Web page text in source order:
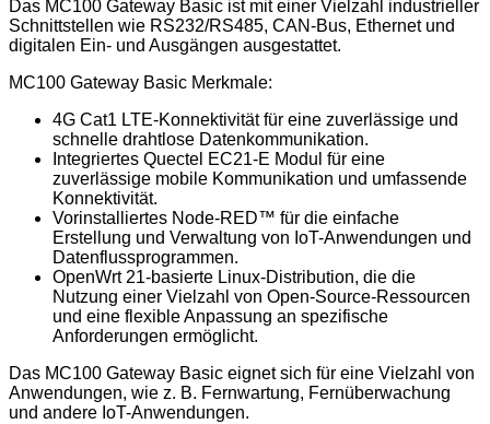
Das MC100 Gateway Basic ist mit einer Vielzahl industrieller
Schnittstellen wie RS232/RS485, CAN-Bus, Ethernet und
digitalen Ein- und Ausgängen ausgestattet.
MC100 Gateway Basic Merkmale:
4G Cat1 LTE-Konnektivität für eine zuverlässige und
schnelle drahtlose Datenkommunikation.
Integriertes Quectel EC21-E Modul für eine
zuverlässige mobile Kommunikation und umfassende
Konnektivität.
Vorinstalliertes Node-RED™ für die einfache
Erstellung und Verwaltung von IoT-Anwendungen und
Datenflussprogrammen.
OpenWrt 21-basierte Linux-Distribution, die die
Nutzung einer Vielzahl von Open-Source-Ressourcen
und eine flexible Anpassung an spezifische
Anforderungen ermöglicht.
Das MC100 Gateway Basic eignet sich für eine Vielzahl von
Anwendungen, wie z. B. Fernwartung, Fernüberwachung
und andere IoT-Anwendungen.